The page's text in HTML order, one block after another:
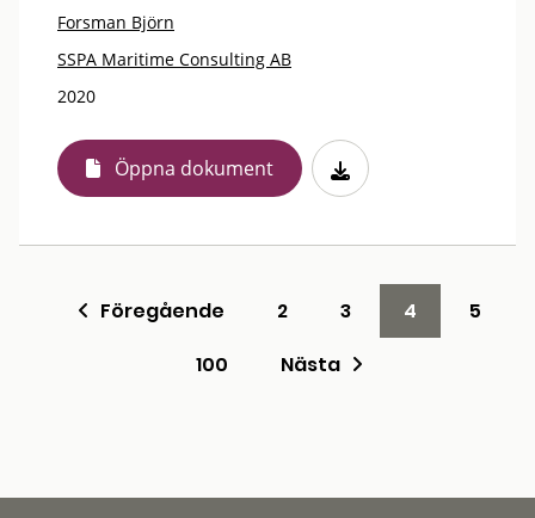
Forsman Björn
SSPA Maritime Consulting AB
2020
Öppna dokument
Föregående 2 3 4
5
100
Nästa